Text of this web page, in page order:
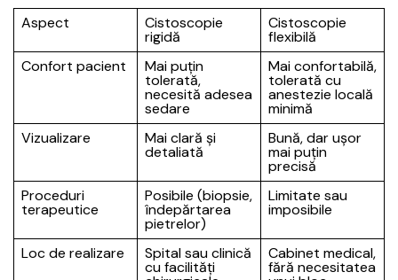
Aspect Cistoscopie
rigidă
Cistoscopie
flexibilă
Confort pacient
Mai puțin
tolerată,
necesită adesea
sedare
Mai confortabilă,
tolerată cu
anestezie locală
minimă
Vizualizare
Mai clară și
detaliată
Bună, dar ușor
mai puțin
precisă
Proceduri
terapeutice
Posibile (biopsie,
îndepărtarea
pietrelor)
Limitate sau
imposibile
Loc de realizare Spital sau clinică
cu facilități
Cabinet medical,
fără necesitatea